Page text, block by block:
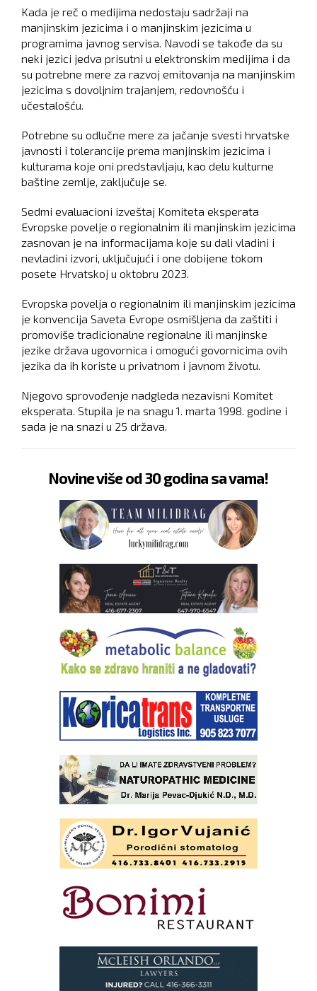
Kada je reč o medijima nedostaju sadržaji na
manjinskim jezicima i o manjinskim jezicima u
programima javnog servisa. Navodi se takođe da su
neki jezici jedva prisutni u elektronskim medijima i da
su potrebne mere za razvoj emitovanja na manjinskim
jezicima s dovoljnim trajanjem, redovnošću i
učestalošću.
Potrebne su odlučne mere za jačanje svesti hrvatske
javnosti i tolerancije prema manjinskim jezicima i
kulturama koje oni predstavljaju, kao delu kulturne
baštine zemlje, zaključuje se.
Sedmi evaluacioni izveštaj Komiteta eksperata
Evropske povelje o regionalnim ili manjinskim jezicima
zasnovan je na informacijama koje su dali vladini i
nevladini izvori, uključujući i one dobijene tokom
posete Hrvatskoj u oktobru 2023.
Evropska povelja o regionalnim ili manjinskim jezicima
je konvencija Saveta Evrope osmišljena da zaštiti i
promoviše tradicionalne regionalne ili manjinske
jezike država ugovornica i omogući govornicima ovih
jezika da ih koriste u privatnom i javnom životu.
Njegovo sprovođenje nadgleda nezavisni Komitet
eksperata. Stupila je na snagu 1. marta 1998. godine i
sada je na snazi u 25 država.
Novine više od 30 godina sa vama!